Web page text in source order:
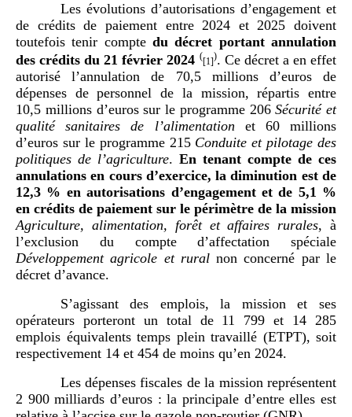
Les évolutions d’autorisations d’engagement et
de crédits de paiement entre 2024 et 2025 doivent
toutefois tenir compte du décret portant annulation
des crédits du 21 février 2024 ([1]). Ce décret a en effet
autorisé l’annulation de 70,5 millions d’euros de
dépenses de personnel de la mission, répartis entre
10,5 millions d’euros sur le programme 206Sécurité et
qualité sanitaires de l’alimentation et 60 millions
d’euros sur le programme 215 Conduite et pilotage des
politiques de l’agriculture. En tenant compte de ces
annulations en cours d’exercice, la diminution est de
12,3 % en autorisations d’engagement et de 5,1 %
en crédits de paiement sur le périmètre de la mission
Agriculture, alimentation, forêt et affaires rurales, à
l’exclusion du compte d’affectation spéciale
Développement agricole et ruralnon concerné par le
décret d’avance.
S’agissant des emplois, la mission et ses
opérateurs porteront un total de 11 799 et 14 285
emplois équivalents temps plein travaillé (ETPT), soit
respectivement 14 et 454 de moins qu’en 2024.
Les dépenses fiscales de la mission représentent
2 900 milliards d’euros : la principale d’entre elles est